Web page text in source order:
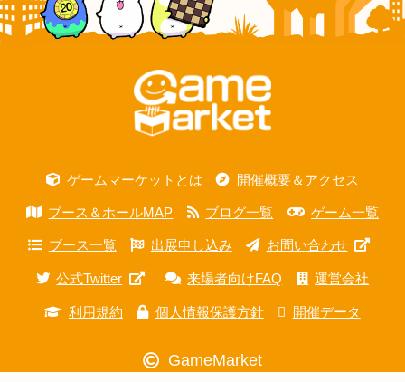
ゲームマーケットとは 開催概要＆アクセス
ブース＆ホールMAP ブログ一覧 ゲーム一覧
ブース一覧 出展申し込み お問い合わせ
公式Twitter 来場者向けFAQ 運営会社
利用規約 個人情報保護方針 開催データ
GameMarket